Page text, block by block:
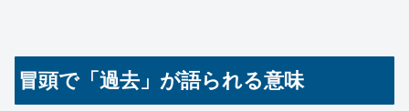
冒頭で「過去」が語られる意味